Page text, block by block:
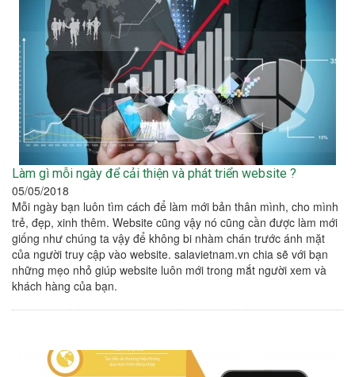
Làm gì mỗi ngày để cải thiện và phát triển website ?
05/05/2018
Mỗi ngày bạn luôn tìm cách để làm mới bản thân mình, cho mình
trẻ, đẹp, xinh thêm. Website cũng vậy nó cũng cần được làm mới
giống như chúng ta vậy để không bi nhàm chán trước ánh mặt
của người truy cập vào website. salavietnam.vn chia sẽ với bạn
những mẹo nhỏ giúp website luôn mới trong mắt người xem và
khách hàng của bạn.